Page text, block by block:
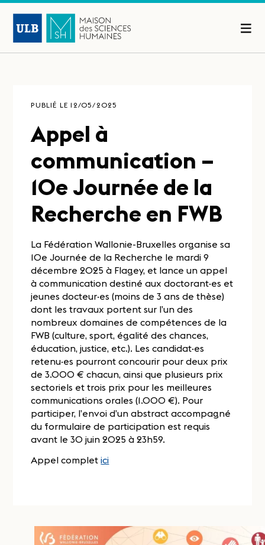
PUBLIÉ LE 12/05/2025
Appel à
communication –
10e Journée de la
Recherche en FWB
La Fédération Wallonie-Bruxelles organise sa
10e Journée de la Recherche le mardi 9
décembre 2025 à Flagey, et lance un appel
à communication destiné aux doctorant·es et
jeunes docteur·es (moins de 3 ans de thèse)
dont les travaux portent sur l’un des
nombreux domaines de compétences de la
FWB (culture, sport, égalité des chances,
éducation, justice, etc.). Les candidat·es
retenu·es pourront concourir pour deux prix
de 3.000 € chacun, ainsi que plusieurs prix
sectoriels et trois prix pour les meilleures
communications orales (1.000 €). Pour
participer, l’envoi d’un abstract accompagné
du formulaire de participation est requis
avant le 30 juin 2025 à 23h59.
Appel completici